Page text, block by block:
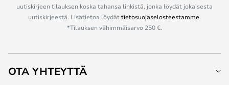
uutiskirjeen tilauksen koska tahansa linkistä, jonka löydät jokaisesta
uutiskirjeestä. Lisätietoa löydättietosuojaselosteestamme.
*Tilauksen vähimmäisarvo 250 €.
OTA YHTEYTTÄ